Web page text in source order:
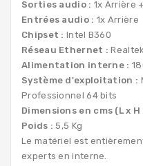
Sorties audio : 1x Arrière
Entrées audio : 1x Arrière
Chipset : Intel B360
Réseau Ethernet :Realtek
Alimentation interne :
Système d'exploitation :
Professionnel 64 bits
Dimensions en cms (L x H
Poids :5,5 Kg
Le matériel est
experts en interne.